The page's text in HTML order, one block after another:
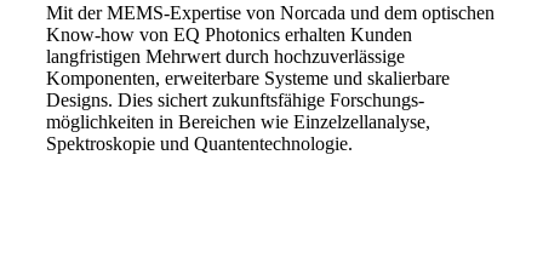
Mit der MEMS-Expertise von Norcada und dem optischen
Know-how von EQ Photonics erhalten Kunden
langfristigen Mehrwert durch hochzuverlässige
Komponenten, erweiterbare Systeme und skalierbare
Designs. Dies sichert zukunftsfähige Forschungs­
möglichkeiten in Bereichen wie Einzelzellanalyse,
Spektroskopie und Quantentechnologie.